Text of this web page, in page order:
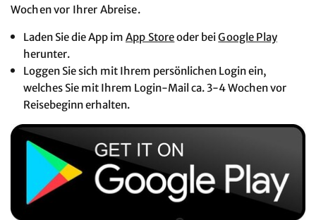
Wochen vor Ihrer Abreise.
Laden Sie die App im App Storeoder beiGoogle Play
herunter.
Loggen Sie sich mit Ihrem persönlichen Login ein,
welches Sie mit Ihrem Login-Mail ca. 3-4 Wochen vor
Reisebeginn erhalten.